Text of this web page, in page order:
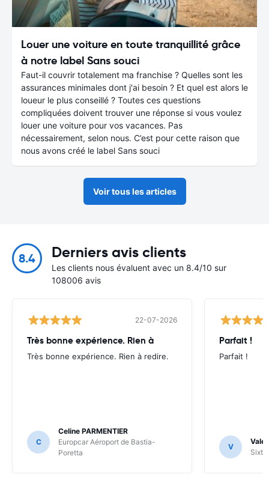
Louer une voiture en toute tranquillité grâce
à notre label Sans souci
Faut-il couvrir totalement ma franchise ? Quelles sont les
assurances minimales dont j'ai besoin ? Et quel est alors le
loueur le plus conseillé ? Toutes ces questions
compliquées doivent trouver une réponse si vous voulez
louer une voiture pour vos vacances. Pas
nécessairement, selon nous. C’est pour cette raison que
nous avons créé le label Sans souci
Voir tous les articles
8.4 Derniers avis clients
Les clients nous évaluent avec un 8.4/10 sur
108006 avis
22-07-2026
Très bonne expérience. Rien à
Très bonne expérience. Rien à redire.
C
Celine PARMENTIER
Europcar Aéroport de Bastia-
Poretta
Parfait !
Parfait !
V
Sixt